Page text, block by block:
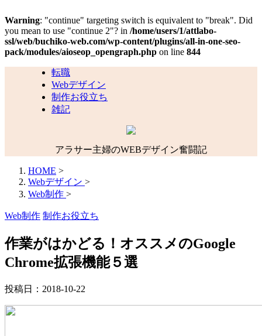
Warning: "continue" targeting switch is equivalent to "break". Did
you mean to use "continue 2"? in /home/users/1/attlabo-
ssl/web/buchiko-web.com/wp-content/plugins/all-in-one-seo-
pack/modules/aioseop_opengraph.php on line 844
転職
Webデザイン
制作お役立ち
雑記
アラサー主婦のWEBデザイン奮闘記
HOME >
Webデザイン >
Web制作 >
Web制作 制作お役立ち
作業がはかどる！オススメのGoogle
Chrome拡張機能５選
投稿日： 2018-10-22